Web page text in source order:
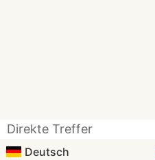
Direkte Treffer
Deutsch